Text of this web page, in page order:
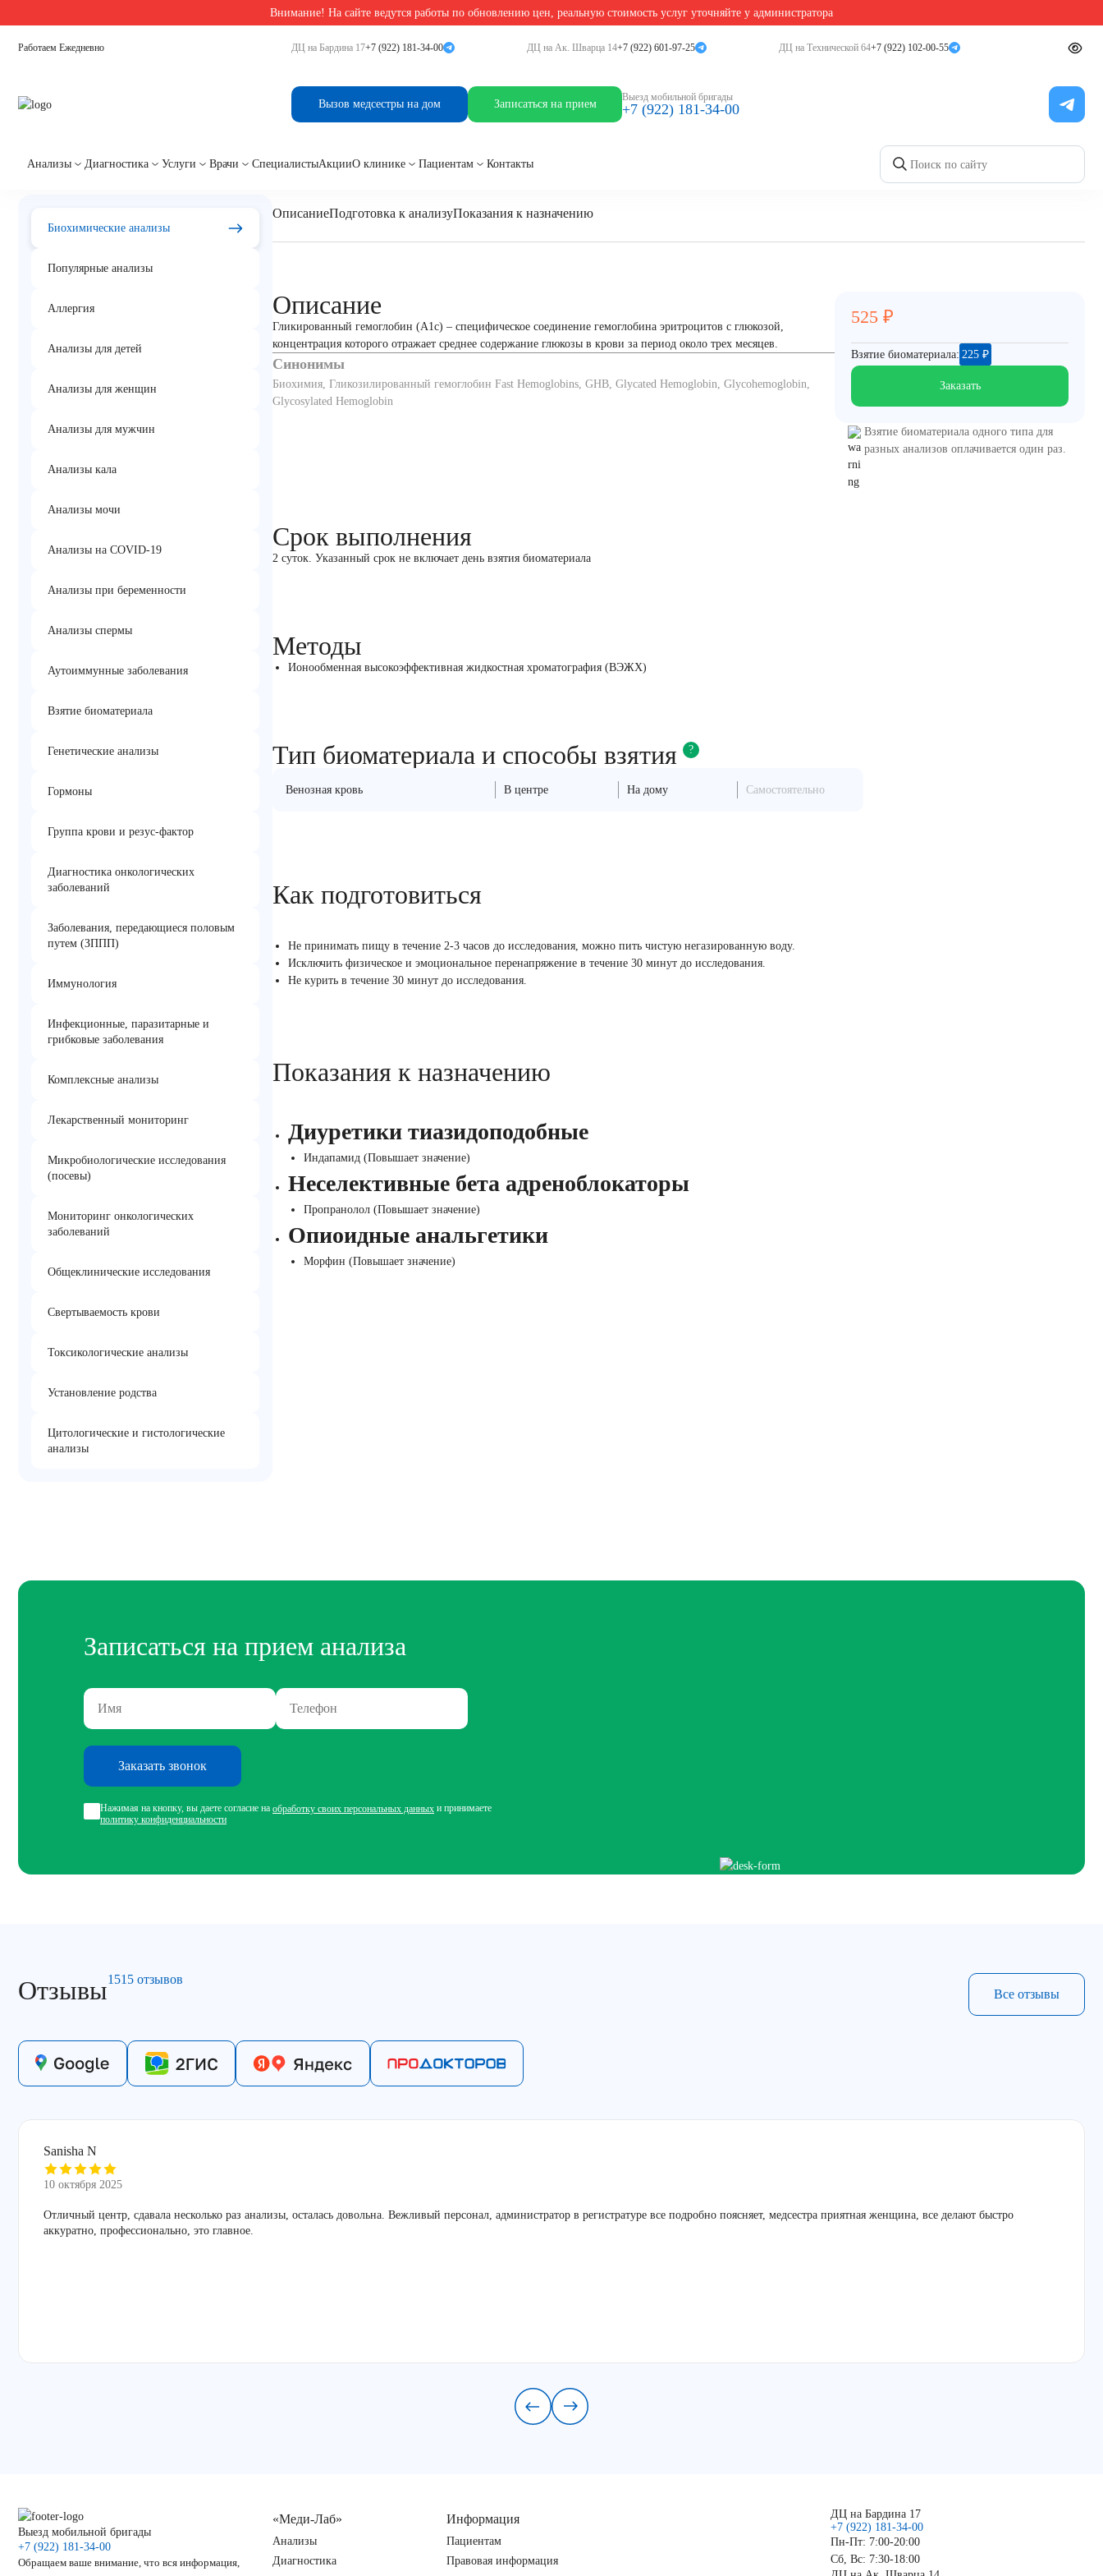
Внимание! На сайте ведутся работы по обновлению цен, реальную стоимость услуг уточняйте у администратора
Работаем Ежедневно ДЦ на Бардина 17+7 (922) 181-34-00 ДЦ на Ак. Шварца 14+7 (922) 601-97-25 ДЦ на Технической 64+7 (922) 102-00-55
Вызов медсестры на дом Записаться на прием
Выезд мобильной бригады
+7 (922) 181-34-00
Анализы Диагностика Услуги Врачи СпециалистыАкцииО клинике Пациентам Контакты
Главная/Биохимические анализы в Екатеринбурге Гликированный гемоглобин (HbA1c)
Гликированный гемоглобин (HbA1c)
Биохимические анализы
Популярные анализы
Аллергия
Анализы для детей
Анализы для женщин
Анализы для мужчин
Анализы кала
Анализы мочи
Анализы на COVID-19
Анализы при беременности
Анализы спермы
Аутоиммунные заболевания
Взятие биоматериала
Генетические анализы
Гормоны
Группа крови и резус-фактор
Диагностика онкологических
заболеваний
Заболевания, передающиеся половым
путем (ЗППП)
Иммунология
Инфекционные, паразитарные и
грибковые заболевания
Комплексные анализы
Лекарственный мониторинг
Микробиологические исследования
(посевы)
Мониторинг онкологических
заболеваний
Общеклинические исследования
Свертываемость крови
Токсикологические анализы
Установление родства
Цитологические и гистологические
анализы
ОписаниеПодготовка к анализуПоказания к назначению
Описание
Гликированный гемоглобин (A1c) – специфическое соединение гемоглобина эритроцитов с глюкозой,
концентрация которого отражает среднее содержание глюкозы в крови за период около трех месяцев.
Синонимы
Биохимия, Гликозилированный гемоглобин Fast Hemoglobins, GHB, Glycated Hemoglobin, Glycohemoglobin,
Glycosylated Hemoglobin
525 ₽
Взятие биоматериала: 225 ₽
Заказать
Взятие биоматериала одного типа для
разных анализов оплачивается один раз.
Срок выполнения
2 суток. Указанный срок не включает день взятия биоматериала
Методы
Ионообменная высокоэффективная жидкостная хроматография (ВЭЖХ)
Тип биоматериала и способы взятия ?
Венозная кровь В центре На дому Самостоятельно
Как подготовиться
Не принимать пищу в течение 2-3 часов до исследования, можно пить чистую негазированную воду.
Исключить физическое и эмоциональное перенапряжение в течение 30 минут до исследования.
Не курить в течение 30 минут до исследования.
Показания к назначению
Диуретики тиазидоподобные
Индапамид (Повышает значение)
Неселективные бета адреноблокаторы
Пропранолол (Повышает значение)
Опиоидные анальгетики
Морфин (Повышает значение)
Записаться на прием анализа
Заказать звонок
Нажимая на кнопку, вы даете согласие на обработку своих персональных данных и принимаете
политику конфиденциальности
Отзывы1515 отзывов
Все отзывы
Sanisha N
10 октября 2025
Отличный центр, сдавала несколько раз анализы, осталась довольна. Вежливый персонал, администратор в регистратуре все подробно поясняет, медсестра приятная женщина, все делают быстро
аккуратно, профессионально, это главное.
Выезд мобильной бригады
+7 (922) 181-34-00
Обращаем ваше внимание, что вся информация,
«Меди-Лаб»
Анализы
Диагностика
Информация
Пациентам
Правовая информация
ДЦ на Бардина 17
+7 (922) 181-34-00
Пн-Пт: 7:00-20:00
Сб, Вс: 7:30-18:00